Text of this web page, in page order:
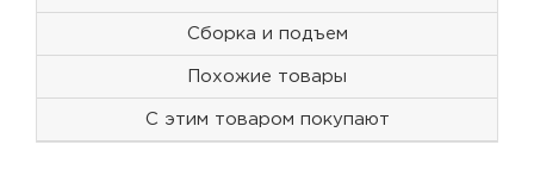
Сборка и подъем
Похожие товары
С этим товаром покупают